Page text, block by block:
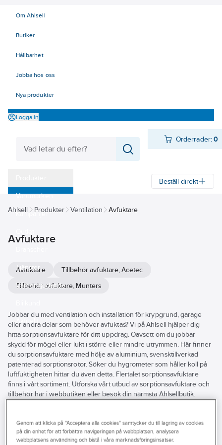
Om Ahlsell
Butiker
Hållbarhet
Jobba hos oss
Nya produkter
Logga in
Orderrader:0
Varumärken
Kampanjer
Tjänster
Vårt erbjudande
Aktuellt
Beställ direkt
Ahlsell Produkter Ventilation Avfuktare
Avfuktare
Avfuktare
Tillbehör avfuktare, Acetec
Tillbehör avfuktare, Munters
Jobbar du med ventilation och installation för krypgrund, garage
eller andra delar som behöver avfuktas? Vi på Ahlsell hjälper dig
hitta sorptionsavfuktare för ditt uppdrag. Oavsett om du jobbar
skydd för mögel eller lukt i större eller mindre utrymmen. Här finner
du sorptionsavfuktare med hölje av aluminium, svensktillverkad
patenterad sorptionsrotor. Söker du hygrometer som håller koll på
luftfuktigheten hittar du även detta. Flertalet sorptionsavfuktare
finns i vårt sortiment. Utforska vårt utbud av sorptionsavfuktare och
tillbehör här i webbutiken eller besök din närmsta Ahlsellbutik.
Sunda hus Egenskap
filter
Genom att klicka på "Acceptera alla cookies" samtycker du till lagring av cookies
på din enhet för att förbättra navigeringen på webbplatsen, analysera
webbplatsens användning och bistå i våra marknadsföringsinsatser.